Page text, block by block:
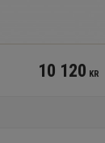
10 120 KR